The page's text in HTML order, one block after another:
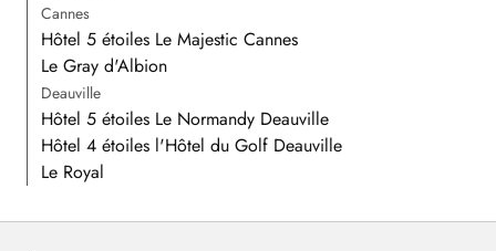
Cannes
Hôtel 5 étoiles Le Majestic Cannes
Le Gray d'Albion
Deauville
Hôtel 5 étoiles Le Normandy Deauville
Hôtel 4 étoiles l'Hôtel du Golf Deauville
Le Royal